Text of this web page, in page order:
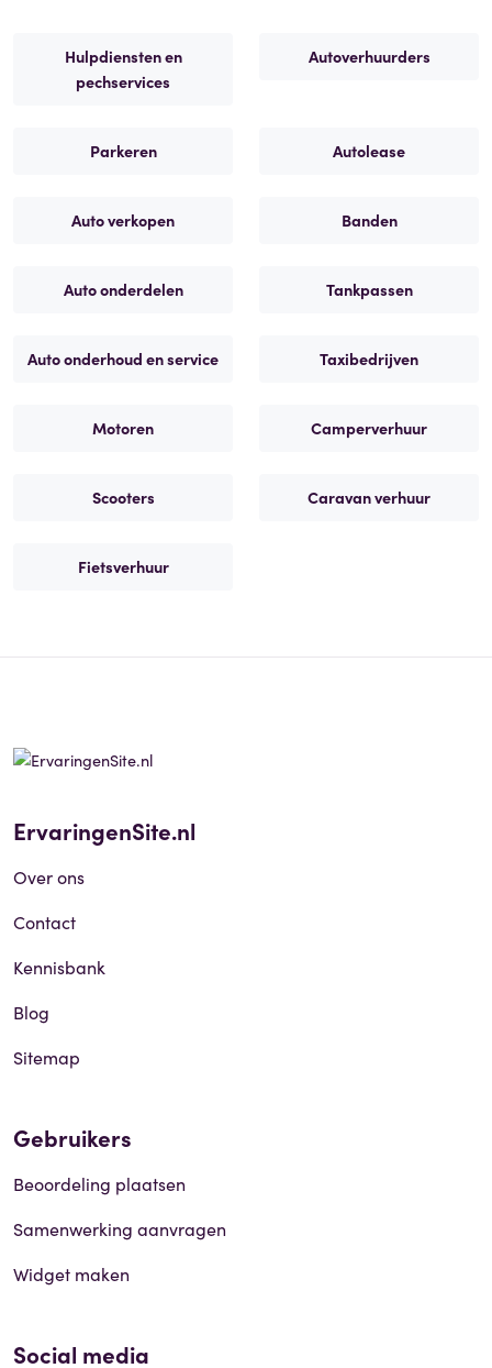
Hulpdiensten en
pechservices
Autoverhuurders
Parkeren Autolease
Auto verkopen Banden
Auto onderdelen Tankpassen
Auto onderhoud en service Taxibedrijven
Motoren Camperverhuur
Scooters Caravan verhuur
Fietsverhuur
ErvaringenSite.nl
Over ons
Contact
Kennisbank
Blog
Sitemap
Gebruikers
Beoordeling plaatsen
Samenwerking aanvragen
Widget maken
Social media